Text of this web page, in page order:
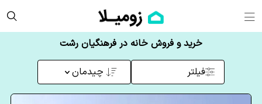
خرید و فروش خانه در فرهنگیان رشت
فیلتر چیدمان